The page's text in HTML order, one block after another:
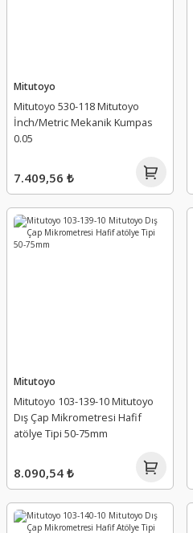
Mitutoyo
Mitutoyo 530-118 Mitutoyo
İnch/Metric Mekanik Kumpas
0.05
7.409,56 ₺
Mitutoyo
Mitutoyo 103-139-10 Mitutoyo
Dış Çap Mikrometresi Hafif
atölye Tipi 50-75mm
8.090,54 ₺